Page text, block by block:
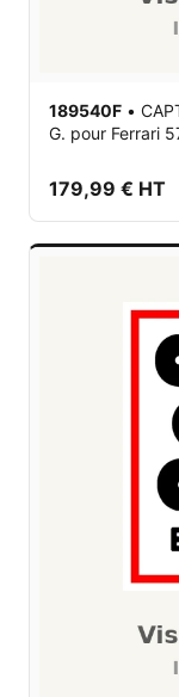
189540F •
G. pour Ferrari
179,99 € HT